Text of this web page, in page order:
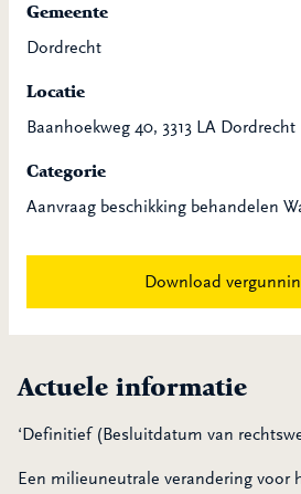
Gemeente
Dordrecht
Locatie
Baanhoekweg 40, 3313 LA Dordrecht
Categorie
Aanvraag beschikking behandelen
Download
Actuele informatie
‘Definitief (Besluitdatum van
Een milieuneutrale verandering voor